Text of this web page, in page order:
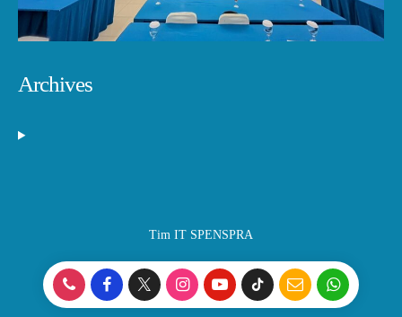
Archives
Tim IT SPENSPRA